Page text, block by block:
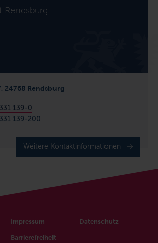
24768 Rendsburg
139-0
139-200
Weitere Kontaktinformationen
Impressum Datenschutz
Barrierefreiheit